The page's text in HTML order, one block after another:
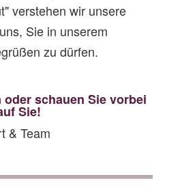
verstehen wir unsere
Sie in unserem
zu dürfen.
oder schauen Sie vorbei
Sie!
& Team